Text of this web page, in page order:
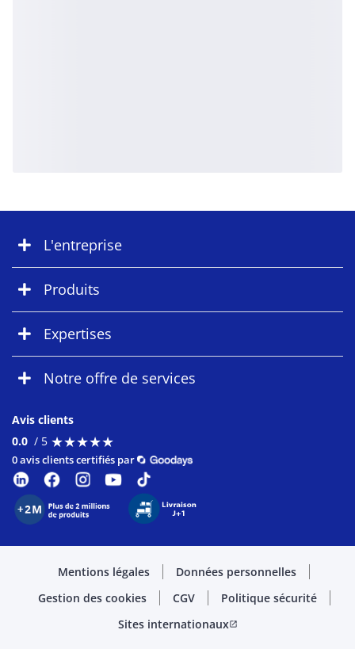
L'entreprise
Produits
Expertises
Notre offre de services
Avis clients
0.0 / 5 ★★★★★
★★★★★
0 avis clients certifiés par
Mentions légales
Données personnelles
Gestion des cookies
CGV
Politique sécurité
Sites internationauxopen_in_new